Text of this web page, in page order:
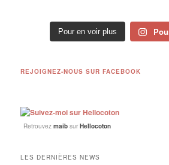
Pour en voir plus
REJOIGNEZ-NOUS SUR FACEBOOK
Retrouvezmaib surHellocoton
LES DERNIÈRES NEWS